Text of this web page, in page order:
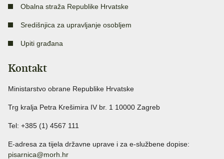
Obalna straža Republike Hrvatske
Središnjica za upravljanje osobljem
Upiti građana
Kontakt
Ministarstvo obrane Republike Hrvatske
Trg kralja Petra Krešimira IV br. 1 10000 Zagreb
Tel: +385 (1) 4567 111
E-adresa za tijela državne uprave i za e-službene dopise:
pisarnica@morh.hr